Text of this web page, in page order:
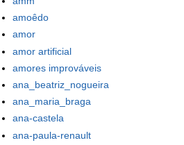
amoêdo
amor
amor artificial
amores improváveis
ana_beatriz_nogueira
ana_maria_braga
ana-castela
ana-paula-renault